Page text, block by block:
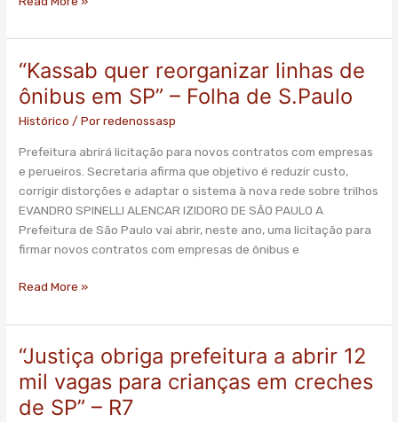
“Kassab quer reorganizar linhas de
ônibus em SP” – Folha de S.Paulo
Histórico / Porredenossasp
Prefeitura abrirá licitação para novos contratos com empresas
e perueiros. Secretaria afirma que objetivo é reduzir custo,
corrigir distorções e adaptar o sistema à nova rede sobre trilhos
EVANDRO SPINELLI ALENCAR IZIDORO DE SÃO PAULO A
Prefeitura de São Paulo vai abrir, neste ano, uma licitação para
firmar novos contratos com empresas de ônibus e
“Kassab
quer
reorganizar
linhas
em
Folha
S.Paulo
Read More »
“Justiça obriga prefeitura a abrir 12
mil vagas para crianças em creches
de SP” – R7
“Justiça
obriga
prefeitura
a